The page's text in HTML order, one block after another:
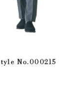
No.000215